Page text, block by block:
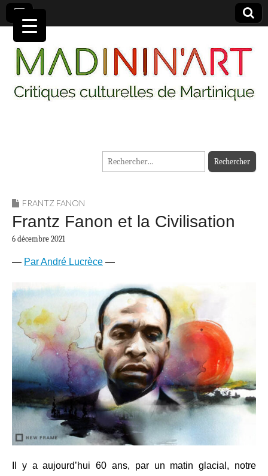
MADININ'ART
Rechercher :
FRANTZ FANON
Frantz Fanon et la Civilisation
6 décembre 2021
— Par André Lucrèce —
Il y a aujourd’hui 60 ans, par un matin glacial, notre